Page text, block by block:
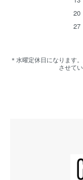
20
27
＊水曜定休日になります
させて